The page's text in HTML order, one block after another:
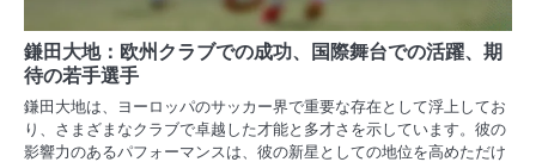
鎌田大地：欧州クラブでの成功、国際舞台での活躍、期
待の若手選手
鎌田大地は、ヨーロッパのサッカー界で重要な存在として浮上してお
り、さまざまなクラブで卓越した才能と多才さを示しています。彼の
影響力のあるパフォーマンスは、彼の新星としての地位を高めただけ